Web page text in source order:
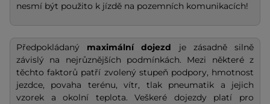
nesmí být použito k jízdě na pozemních komunikacích!
Předpokládaný maximální dojezd je zásadně silně
závislý na nejrůznějších podmínkách. Mezi některé z
těchto faktorů patří zvolený stupeň podpory, hmotnost
jezdce, povaha terénu, vítr, tlak pneumatik a jejich
vzorek a okolní teplota. Veškeré dojezdy platí pro